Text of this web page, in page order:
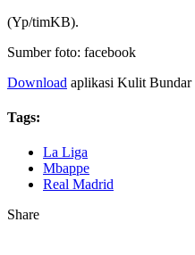
(Yp/timKB).
Sumber foto: facebook
Download aplikasi Kulit Bundar
Tags:
La Liga
Mbappe
Real Madrid
Share